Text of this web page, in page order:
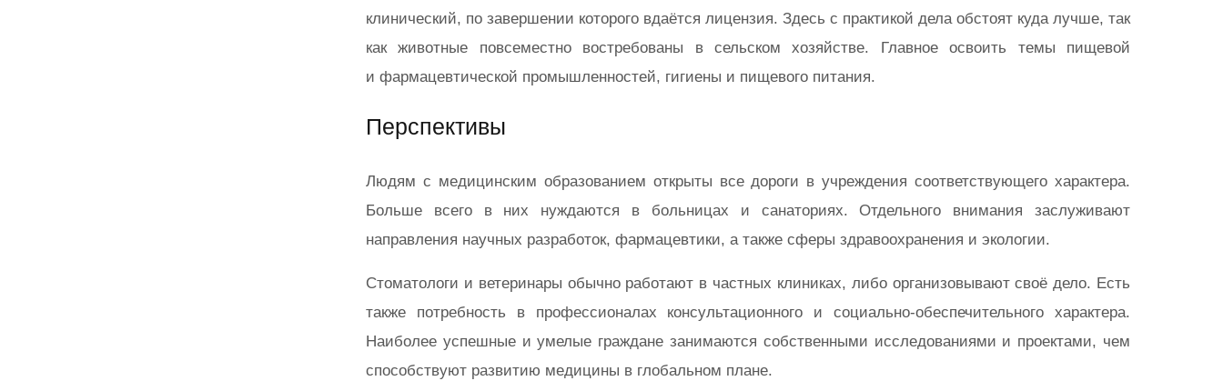
клинический, по завершении которого вдаётся лицензия. Здесь с практикой дела обстоят куда лучше, так
как животные повсеместно востребованы в сельском хозяйстве. Главное освоить темы пищевой
и фармацевтической промышленностей, гигиены и пищевого питания.
Перспективы
Людям с медицинским образованием открыты все дороги в учреждения соответствующего характера.
Больше всего в них нуждаются в больницах и санаториях. Отдельного внимания заслуживают
направления научных разработок, фармацевтики, а также сферы здравоохранения и экологии.
Стоматологи и ветеринары обычно работают в частных клиниках, либо организовывают своё дело. Есть
также потребность в профессионалах консультационного и социально-обеспечительного характера.
Наиболее успешные и умелые граждане занимаются собственными исследованиями и проектами, чем
способствуют развитию медицины в глобальном плане.